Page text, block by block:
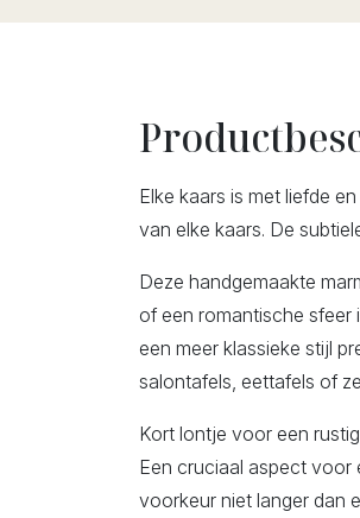
Elke kaars is met liefde
van elke kaars. De
Deze handgemaakte
of een romantische sfeer
een meer klassieke stijl
salontafels, eettafels of
Kort lontje voor een
Een cruciaal aspect voor
voorkeur niet langer dan